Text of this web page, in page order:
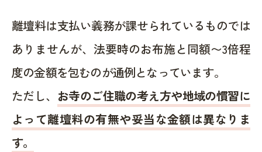
離壇料は支払い義務が課せられているものでは
ありませんが、法要時のお布施と同額〜3倍程
度の金額を包むのが通例となっています。
ただし、 お寺のご住職の考え方や地域の慣習に
よって離壇料の有無や妥当な金額は異なりま
す。